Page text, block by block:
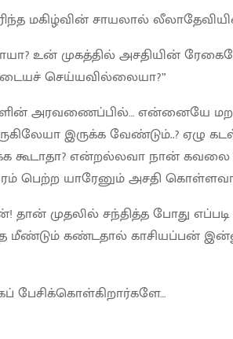
மகிழ்வின் சாயலால்
உன் முகத்தில் அசதியின்
செய்யவில்லையா?”
அரவணைப்பில்… என்னையே
இருக்க வேண்டும்..? ஏழு
கூடாதா? என்றல்லவா நான்
பெற்ற யாரேனும் அசதி
முதலில் சந்தித்த போது
மீண்டும் கண்டதால் காசியப்பன்
பேசிக்கொள்கிறார்களே…